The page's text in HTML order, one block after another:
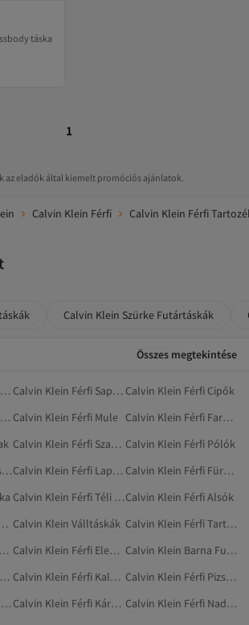
táska
1
az eladók által kiemelt promóciós ajánlatok.
Calvin Klein Férfi Calvin Klein Férfi
Calvin Klein Szürke Futártáskák
Összes megtekintése
Calvin Klein Férfi Edzőcipő Calvin Klein Férfi Sapkák Calvin Klein Férfi Cipők
Calvin Klein Férfi Dzsekik Calvin Klein Férfi Mule
Calvin Klein Férfi Farmerek
Calvin Klein Férfi Szandál Calvin Klein Férfi Pólók
Calvin Klein Férfi Pizsamaalsó
Calvin Klein Férfi Lapos Cipő
Calvin Klein Férfi Fürdőruhák
Calvin Klein Férfi Téli KabátokCalvin Klein Férfi Alsók
Sálak És Kendők Calvin Klein Válltáskák
Calvin Klein Férfi Tartozékok
Calvin Klein Férfi Otthoni Ruházat
Calvin Klein Férfi Elegáns Cipők
Calvin Klein Barna Futártáskák
Calvin Klein Férfi Szabadtéri Ruházat
Calvin Klein Férfi Kalapok, Sapkák És Kesztyűk
Calvin Klein Férfi Pizsamák
Calvin Klein Férfi Sapkák, Kalapok
Calvin Klein Férfi Kártyatartók
Calvin Klein Férfi Nadrágok